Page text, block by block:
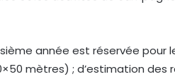
année est réservée
mètres) ; d’estimation des